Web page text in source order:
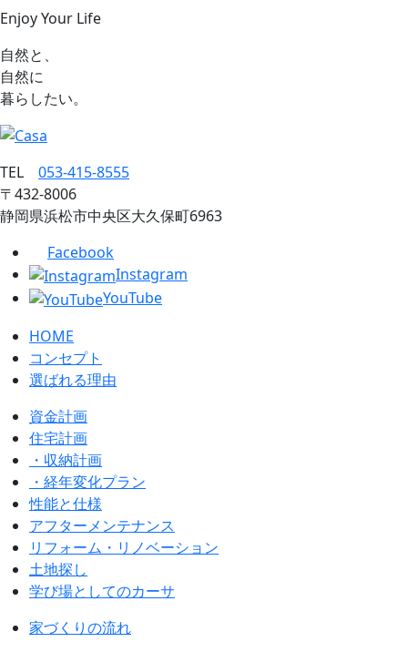
Enjoy Your Life
自然と、
自然に
暮らしたい。
TEL 053‐415‐8555
〒432‐8006
静岡県浜松市中央区大久保町6963
Facebook
Instagram
YouTube
HOME
コンセプト
選ばれる理由
資金計画
住宅計画
・収納計画
・経年変化プラン
性能と仕様
アフターメンテナンス
リフォーム・リノベーション
土地探し
学び場としてのカーサ
家づくりの流れ